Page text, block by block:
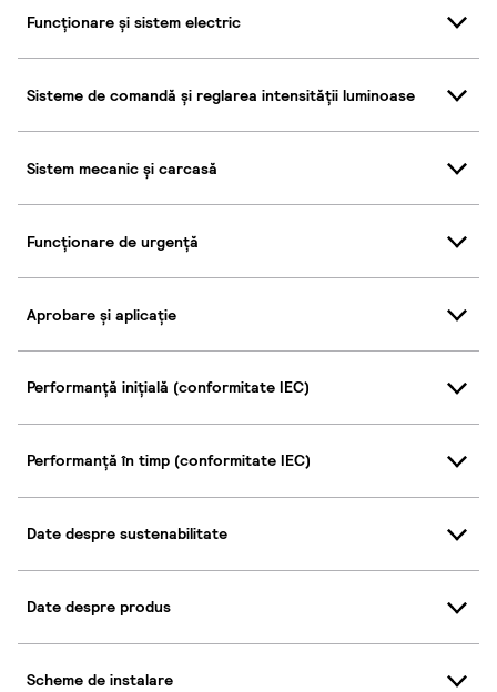
Funcționare și sistem electric
Sisteme de comandă și reglarea intensității luminoase
Sistem mecanic și carcasă
Funcționare de urgență
Aprobare și aplicație
Performanță inițială (conformitate IEC)
Performanță în timp (conformitate IEC)
Date despre sustenabilitate
Date despre produs
Scheme de instalare